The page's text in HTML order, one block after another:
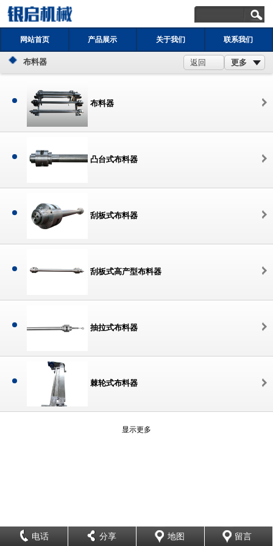
网站首页 产品展示 关于我们 联系我们
布料器 更多
返回
布料器
凸台式布料器
刮板式布料器
刮板式高产型布料器
抽拉式布料器
棘轮式布料器
显示更多
电话 分享 地图 留言